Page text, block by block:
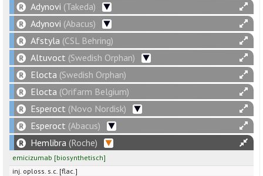
Adynovi (Takeda)
Adynovi (Abacus)
Afstyla (CSL Behring)
Altuvoct (Swedish Orphan)
Elocta (Swedish Orphan)
Elocta (Orifarm Belgium)
Esperoct (Novo Nordisk)
Esperoct (Abacus)
Hemlibra (Roche)
emicizumab [biosynthetisch]
inj. oploss. s.c. [flac.]